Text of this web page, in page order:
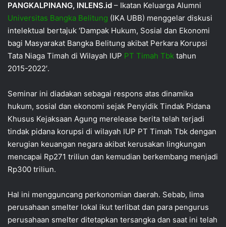
PANGKALPINANG, INLENS.id – Ikatan Keluarga Alumni
Universitas Bangka Belitung (IKA UBB) menggelar diskusi
intelektual bertajuk ‘Dampak Hukum, Sosial dan Ekonomi
bagi Masyarakat Bangka Belitung akibat Perkara Korupsi
Tata Niaga Timah di Wilayah IUP PT Timah Tbk tahun
2015-2022′.
Seminar ini diadakan sebagai respons atas dinamika
hukum, sosial dan ekonomi sejak Penyidik Tindak Pidana
Khusus Kejaksaan Agung merelease berita telah terjadi
tindak pidana korupsi di wilayah IUP PT Timah Tbk dengan
kerugian keuangan negara akibat kerusakan lingkungan
mencapai Rp271 triliun dan kemudian berkembang menjadi
Rp300 triliun.
Hal ini mengguncang perkonomian daerah. Sebab, lima
perusahaan smelter lokal ikut terlibat dan para pengurus
perusahaan smelter ditetapkan tersangka dan saat ini telah